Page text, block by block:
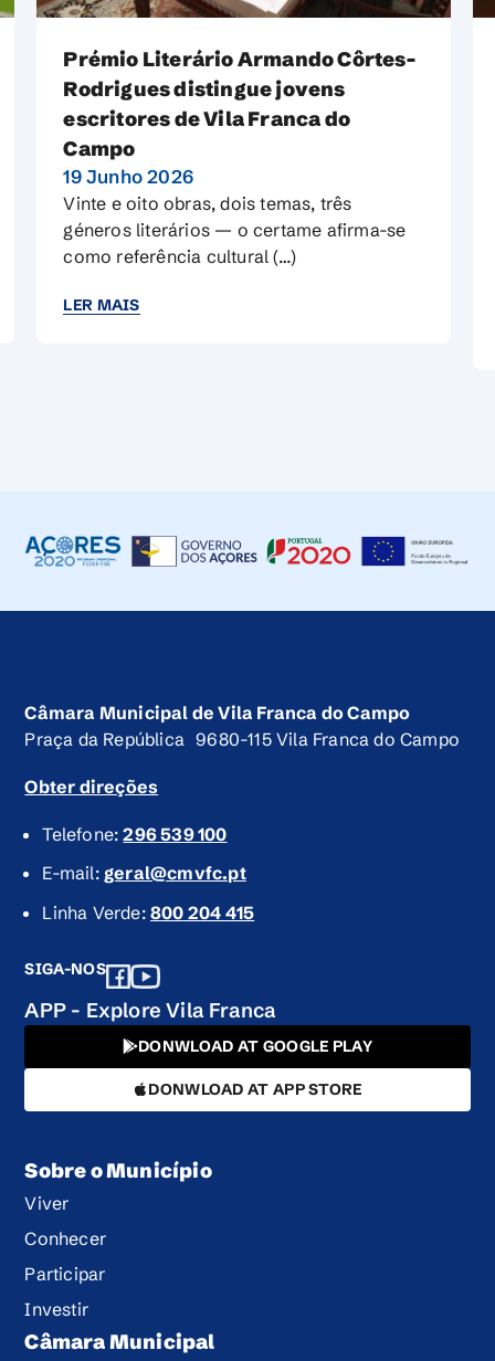
Prémio Literário Armando Côrtes-
Rodrigues distingue jovens
escritores de Vila Franca do
Campo
19 Junho 2026
Vinte e oito obras, dois temas, três
géneros literários — o certame afirma-se
como referência cultural (…)
LER MAIS
Câmara Municipal de Vila Franca do Campo
Praça da República 9680-115 Vila Franca do Campo
Obter direções
Telefone:296 539 100
E-mail: geral@cmvfc.pt
Linha Verde:800 204 415
SIGA-NOS
APP - Explore Vila Franca
DONWLOAD AT GOOGLE PLAY
DONWLOAD AT APP STORE
Sobre o Município
Viver
Conhecer
Participar
Investir
Câmara Municipal